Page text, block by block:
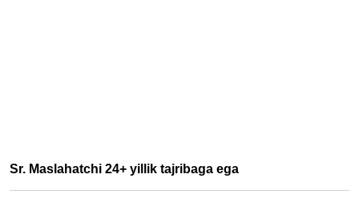
Sr. Maslahatchi 24+ yillik tajribaga ega